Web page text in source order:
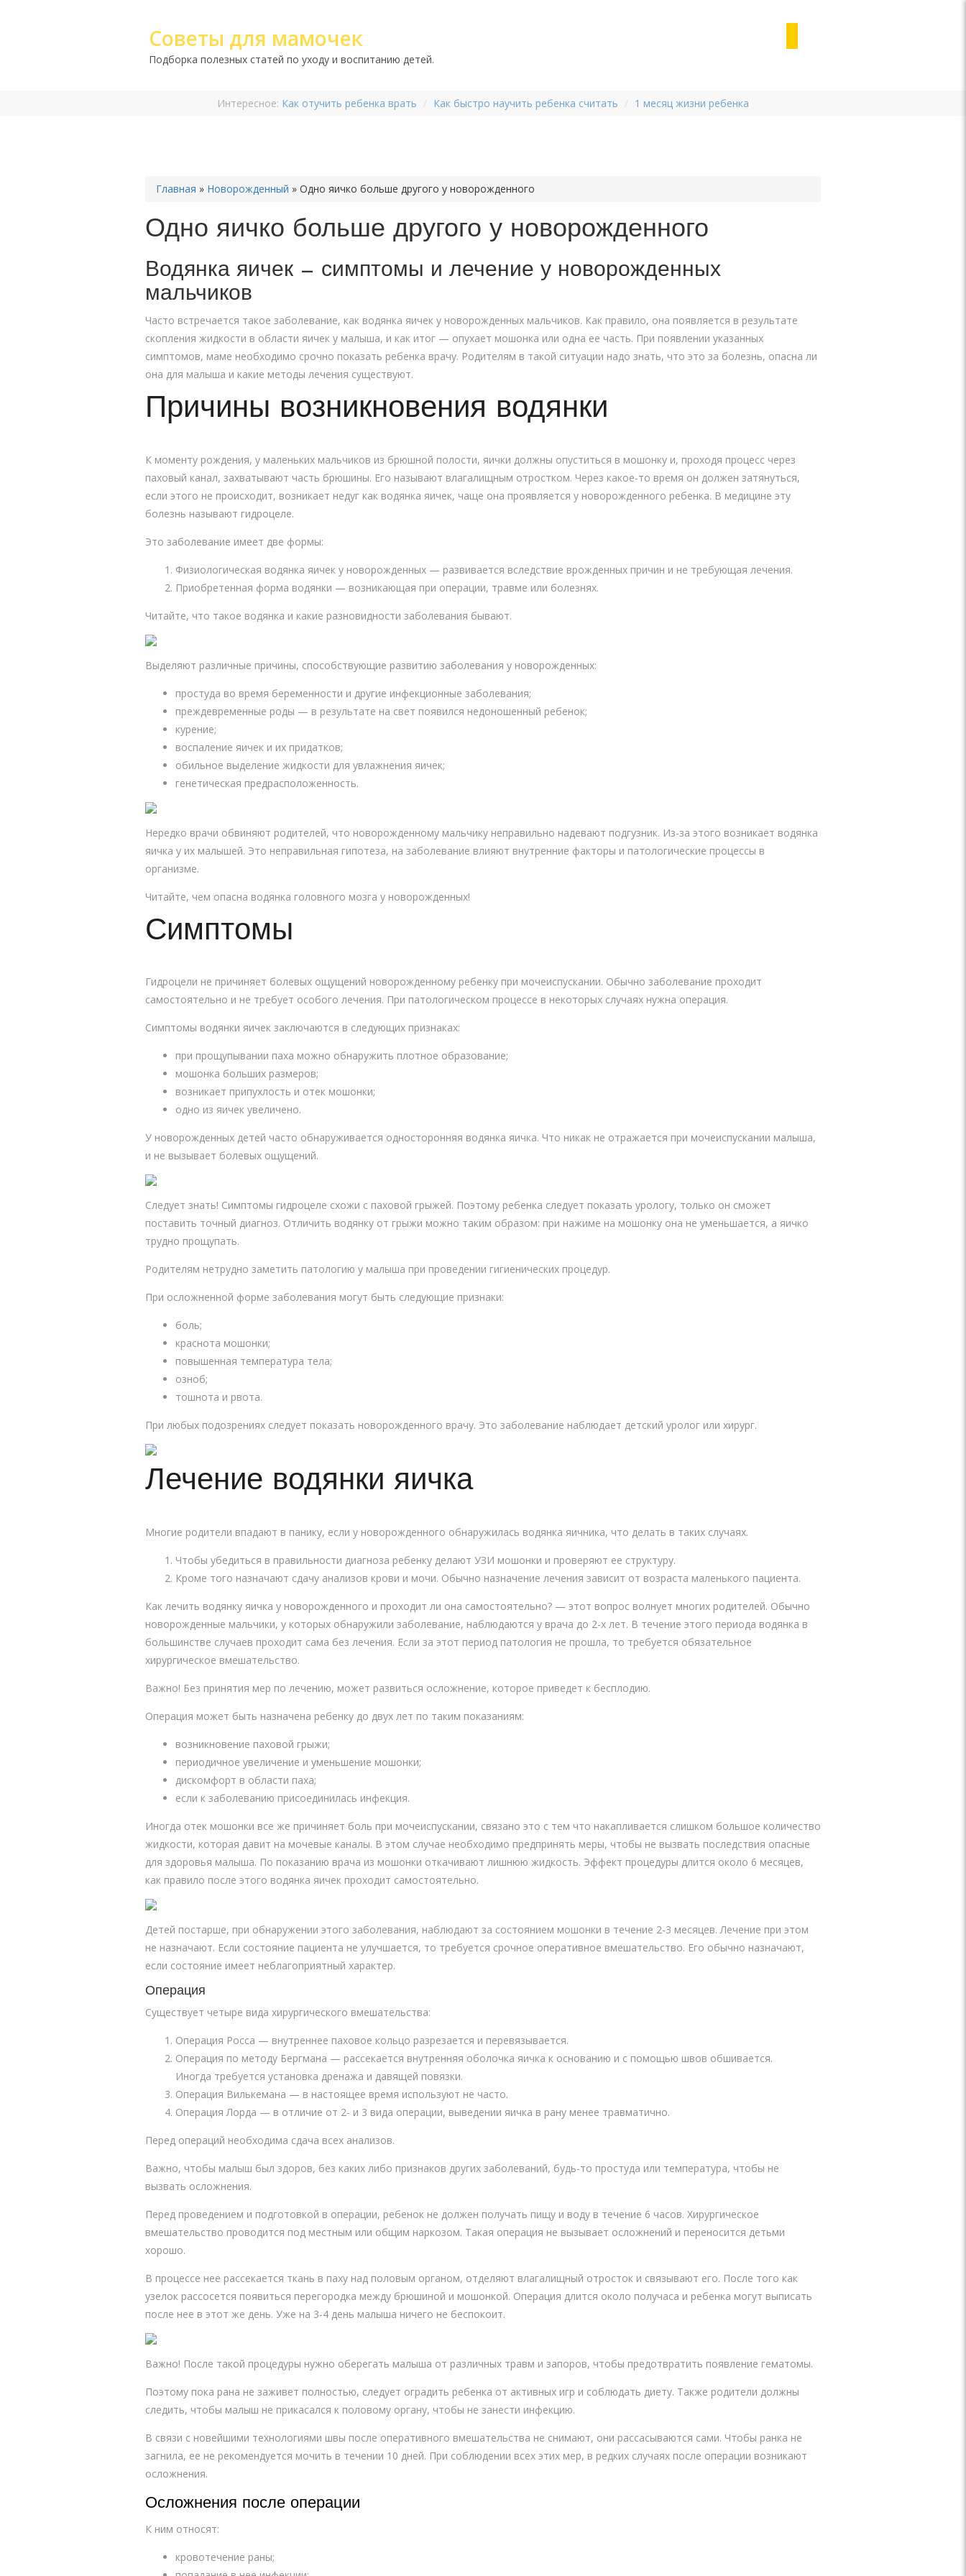
Советы для мамочек
Подборка полезных статей по уходу и воспитанию детей.
Интересное: Как отучить ребенка врать Как быстро научить ребенка считать 1 месяц жизни ребенка
Главная » Новорожденный » Одно яичко больше другого у новорожденного
Одно яичко больше другого у новорожденного
Водянка яичек — симптомы и лечение у новорожденных
мальчиков
Часто встречается такое заболевание, как водянка яичек у новорожденных мальчиков. Как правило, она появляется в результате
скопления жидкости в области яичек у малыша, и как итог — опухает мошонка или одна ее часть. При появлении указанных
симптомов, маме необходимо срочно показать ребенка врачу. Родителям в такой ситуации надо знать, что это за болезнь, опасна ли
она для малыша и какие методы лечения существуют.
Причины возникновения водянки
К моменту рождения, у маленьких мальчиков из брюшной полости, яички должны опуститься в мошонку и, проходя процесс через
паховый канал, захватывают часть брюшины. Его называют влагалищным отростком. Через какое-то время он должен затянуться,
если этого не происходит, возникает недуг как водянка яичек, чаще она проявляется у новорожденного ребенка. В медицине эту
болезнь называют гидроцеле.
Это заболевание имеет две формы:
Физиологическая водянка яичек у новорожденных — развивается вследствие врожденных причин и не требующая лечения.
Приобретенная форма водянки — возникающая при операции, травме или болезнях.
Читайте, что такое водянка и какие разновидности заболевания бывают.
Выделяют различные причины, способствующие развитию заболевания у новорожденных:
простуда во время беременности и другие инфекционные заболевания;
преждевременные роды — в результате на свет появился недоношенный ребенок;
курение;
воспаление яичек и их придатков;
обильное выделение жидкости для увлажнения яичек;
генетическая предрасположенность.
Нередко врачи обвиняют родителей, что новорожденному мальчику неправильно надевают подгузник. Из-за этого возникает водянка
яичка у их малышей. Это неправильная гипотеза, на заболевание влияют внутренние факторы и патологические процессы в
организме.
Читайте, чем опасна водянка головного мозга у новорожденных!
Симптомы
Гидроцели не причиняет болевых ощущений новорожденному ребенку при мочеиспускании. Обычно заболевание проходит
самостоятельно и не требует особого лечения. При патологическом процессе в некоторых случаях нужна операция.
Симптомы водянки яичек заключаются в следующих признаках:
при прощупывании паха можно обнаружить плотное образование;
мошонка больших размеров;
возникает припухлость и отек мошонки;
одно из яичек увеличено.
У новорожденных детей часто обнаруживается односторонняя водянка яичка. Что никак не отражается при мочеиспускании малыша,
и не вызывает болевых ощущений.
Следует знать! Симптомы гидроцеле схожи с паховой грыжей. Поэтому ребенка следует показать урологу, только он сможет
поставить точный диагноз. Отличить водянку от грыжи можно таким образом: при нажиме на мошонку она не уменьшается, а яичко
трудно прощупать.
Родителям нетрудно заметить патологию у малыша при проведении гигиенических процедур.
При осложненной форме заболевания могут быть следующие признаки:
боль;
краснота мошонки;
повышенная температура тела;
озноб;
тошнота и рвота.
При любых подозрениях следует показать новорожденного врачу. Это заболевание наблюдает детский уролог или хирург.
Лечение водянки яичка
Многие родители впадают в панику, если у новорожденного обнаружилась водянка яичника, что делать в таких случаях.
Чтобы убедиться в правильности диагноза ребенку делают УЗИ мошонки и проверяют ее структуру.
Кроме того назначают сдачу анализов крови и мочи. Обычно назначение лечения зависит от возраста маленького пациента.
Как лечить водянку яичка у новорожденного и проходит ли она самостоятельно? — этот вопрос волнует многих родителей. Обычно
новорожденные мальчики, у которых обнаружили заболевание, наблюдаются у врача до 2-х лет. В течение этого периода водянка в
большинстве случаев проходит сама без лечения. Если за этот период патология не прошла, то требуется обязательное
хирургическое вмешательство.
Важно! Без принятия мер по лечению, может развиться осложнение, которое приведет к бесплодию.
Операция может быть назначена ребенку до двух лет по таким показаниям:
возникновение паховой грыжи;
периодичное увеличение и уменьшение мошонки;
дискомфорт в области паха;
если к заболеванию присоединилась инфекция.
Иногда отек мошонки все же причиняет боль при мочеиспускании, связано это с тем что накапливается слишком большое количество
жидкости, которая давит на мочевые каналы. В этом случае необходимо предпринять меры, чтобы не вызвать последствия опасные
для здоровья малыша. По показанию врача из мошонки откачивают лишнюю жидкость. Эффект процедуры длится около 6 месяцев,
как правило после этого водянка яичек проходит самостоятельно.
Детей постарше, при обнаружении этого заболевания, наблюдают за состоянием мошонки в течение 2-3 месяцев. Лечение при этом
не назначают. Если состояние пациента не улучшается, то требуется срочное оперативное вмешательство. Его обычно назначают,
если состояние имеет неблагоприятный характер.
Операция
Существует четыре вида хирургического вмешательства:
Операция Росса — внутреннее паховое кольцо разрезается и перевязывается.
Операция по методу Бергмана — рассекается внутренняя оболочка яичка к основанию и с помощью швов обшивается.
Иногда требуется установка дренажа и давящей повязки.
Операция Вилькемана — в настоящее время используют не часто.
Операция Лорда — в отличие от 2- и 3 вида операции, выведении яичка в рану менее травматично.
Перед операций необходима сдача всех анализов.
Важно, чтобы малыш был здоров, без каких либо признаков других заболеваний, будь-то простуда или температура, чтобы не
вызвать осложнения.
Перед проведением и подготовкой в операции, ребенок не должен получать пищу и воду в течение 6 часов. Хирургическое
вмешательство проводится под местным или общим наркозом. Такая операция не вызывает осложнений и переносится детьми
хорошо.
В процессе нее рассекается ткань в паху над половым органом, отделяют влагалищный отросток и связывают его. После того как
узелок рассосется появиться перегородка между брюшиной и мошонкой. Операция длится около получаса и ребенка могут выписать
после нее в этот же день. Уже на 3-4 день малыша ничего не беспокоит.
Важно! После такой процедуры нужно оберегать малыша от различных травм и запоров, чтобы предотвратить появление гематомы.
Поэтому пока рана не заживет полностью, следует оградить ребенка от активных игр и соблюдать диету. Также родители должны
следить, чтобы малыш не прикасался к половому органу, чтобы не занести инфекцию.
В связи с новейшими технологиями швы после оперативного вмешательства не снимают, они рассасываются сами. Чтобы ранка не
загнила, ее не рекомендуется мочить в течении 10 дней. При соблюдении всех этих мер, в редких случаях после операции возникают
осложнения.
Осложнения после операции
К ним относят:
кровотечение раны;